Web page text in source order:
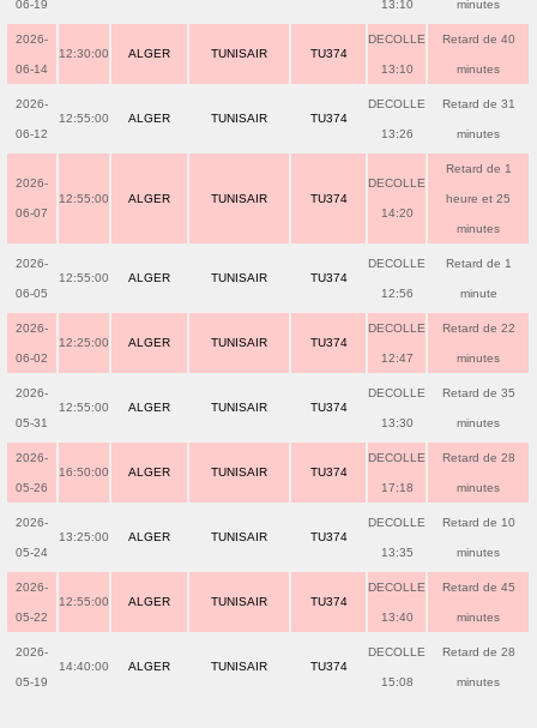
06-19 13:10 minutes
2026-
06-14
12:30:00 ALGER TUNISAIR TU374
DECOLLE
13:10
Retard de 40
minutes
2026-
06-12
12:55:00 ALGER TUNISAIR TU374
DECOLLE
13:26
Retard de 31
minutes
2026-
06-07
12:55:00 ALGER TUNISAIR TU374
DECOLLE
14:20
Retard de 1
heure et 25
minutes
2026-
06-05
12:55:00 ALGER TUNISAIR TU374
DECOLLE
12:56
Retard de 1
minute
2026-
06-02
12:25:00 ALGER TUNISAIR TU374
DECOLLE
12:47
Retard de 22
minutes
2026-
05-31
12:55:00 ALGER TUNISAIR TU374
DECOLLE
13:30
Retard de 35
minutes
2026-
05-26
16:50:00 ALGER TUNISAIR TU374
DECOLLE
17:18
Retard de 28
minutes
2026-
05-24
13:25:00 ALGER TUNISAIR TU374
DECOLLE
13:35
Retard de 10
minutes
2026-
05-22
12:55:00 ALGER TUNISAIR TU374
DECOLLE
13:40
Retard de 45
minutes
2026-
05-19
14:40:00 ALGER TUNISAIR TU374
DECOLLE
15:08
Retard de 28
minutes